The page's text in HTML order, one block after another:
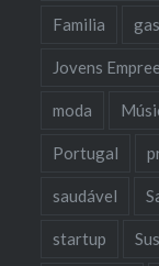
Familia
Jovens
moda
Portugal
saudável
startup